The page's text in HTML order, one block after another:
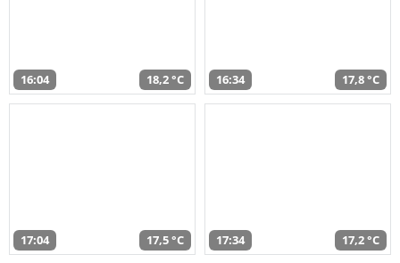
16:04 18,2 °C 16:34 17,8 °C
17:04 17,5 °C 17:34 17,2 °C